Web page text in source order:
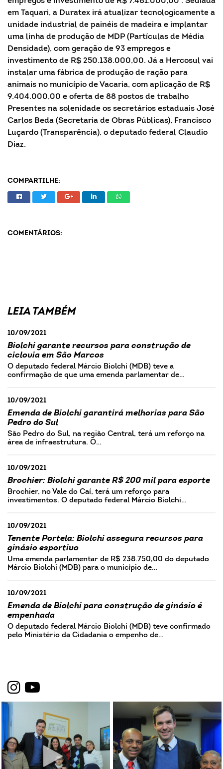
em Taquari, a Duratex irá atualizar tecnologicamente a
unidade industrial de painéis de madeira e implantar
uma linha de produção de MDP (Partículas de Média
Densidade), com geração de 93 empregos e
investimento de R$ 250.138.000,00. Já a Hercosul vai
instalar uma fábrica de produção de ração para
animais no município de Vacaria, com aplicação de R$
9.404.000,00 e oferta de 88 postos de trabalho
Presentes na solenidade os secretários estaduais José
Carlos Beda (Secretaria de Obras Públicas), Francisco
Luçardo (Transparência), o deputado federal Claudio
Diaz.
COMPARTILHE:
COMENTÁRIOS:
LEIA TAMBÉM
10/09/2021
Biolchi garante recursos para construção de
ciclovia em São Marcos
O deputado federal Márcio Biolchi (MDB) teve a
confirmação de que uma emenda parlamentar de…
10/09/2021
Emenda de Biolchi garantirá melhorias para São
Pedro do Sul
São Pedro do Sul, na região Central, terá um reforço na
área de infraestrutura. O…
10/09/2021
Brochier: Biolchi garante R$ 200 mil para esporte
Brochier, no Vale do Caí, terá um reforço para
investimentos. O deputado federal Márcio Biolchi…
10/09/2021
Tenente Portela: Biolchi assegura recursos para
ginásio esportivo
Uma emenda parlamentar de R$ 238.750,00 do deputado
Márcio Biolchi (MDB) para o município de…
10/09/2021
Emenda de Biolchi para construção de ginásio é
empenhada
O deputado federal Márcio Biolchi (MDB) teve confirmado
pelo Ministério da Cidadania o empenho de…